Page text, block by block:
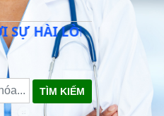
LÒNG CỦA NGƯỜI
TÌM KIẾM